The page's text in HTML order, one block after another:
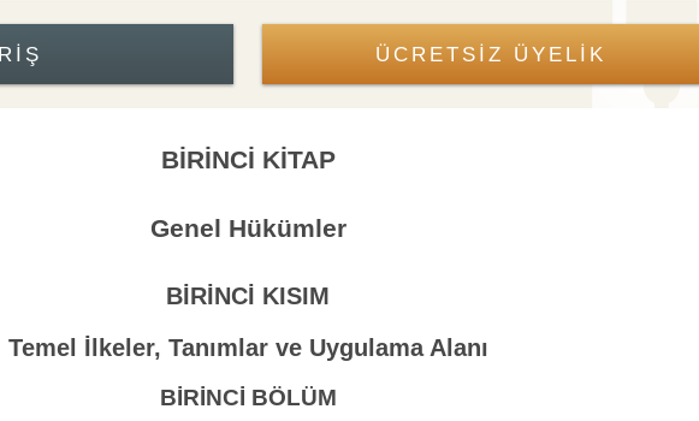
ÜCRETSİZ ÜYELİK
BİRİNCİ KİTAP
Genel Hükümler
BİRİNCİ KISIM
Temel İlkeler, Tanımlar ve Uygulama Alanı
BİRİNCİ BÖLÜM